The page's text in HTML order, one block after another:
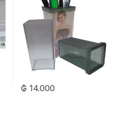
₲ 14.000